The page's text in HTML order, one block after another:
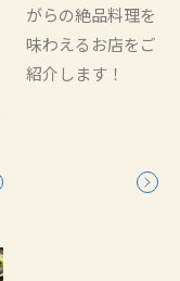
がらの絶品料理を
味わえるお店をご
紹介します！